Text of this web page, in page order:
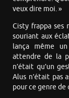
veux dire moi. »
Cisty frappa ses
souriant aux
lança même
attendre de la
n’était qu’un
Alus n’était pas
pour ce genre de